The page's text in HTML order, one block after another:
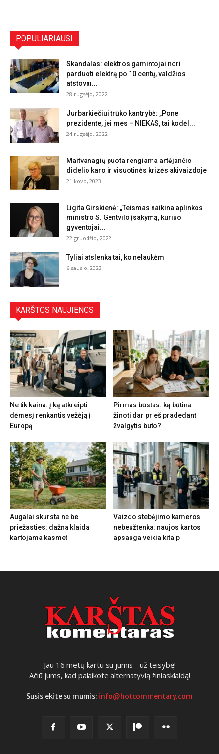
POPULIARIAUSI
Skandalas: elektros gamintojai nori
parduoti elektrą po 10 centų, valdžios
atstovai...
28 rugsėjo, 2022
Jurbarkiečiui trūko kantrybė: „Pone
prezidente, jei mes – NIEKAS, tai kodėl...
24 rugsėjo, 2022
Maitvanagių puota rengiama artėjančio
didelio karo ir visuotinės krizės akivaizdoje
21 kovo, 2023
Ligita Girskienė: „Teismas naikina aplinkos
ministro S. Gentvilo įsakymą, kuriuo
gyventojai...
22 gruodžio, 2022
Tyliai atslenka tai, ko nelaukėm
6 sausio, 2023
KARŠTOS NAUJIENOS
Ne tik kaina: į ką atkreipti
dėmesį renkantis vežėją į
Europą
Pirmas būstas: ką būtina
žinoti dar prieš pradedant
žvalgytis buto?
Augalai skursta ne be
priežasties: dažna klaida
kartojama kasmet
Vaizdo stebėjimo kameros
nebeužtenka: naujos kartos
apsauga veikia kitaip
Jau 16 metų kartu su jumis - už teisybę!
Ačiū jums, kad palaikote alternatyvią žiniasklaidą!
Susisiekite su mumis: info@hotcommentary.com